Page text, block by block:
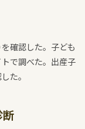
確認した。子ども
で調べた。出産子
た。
断